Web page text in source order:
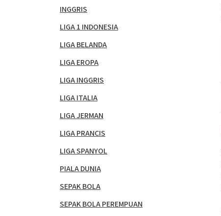
INGGRIS
LIGA 1 INDONESIA
LIGA BELANDA
LIGA EROPA
LIGA INGGRIS
LIGA ITALIA
LIGA JERMAN
LIGA PRANCIS
LIGA SPANYOL
PIALA DUNIA
SEPAK BOLA
SEPAK BOLA PEREMPUAN